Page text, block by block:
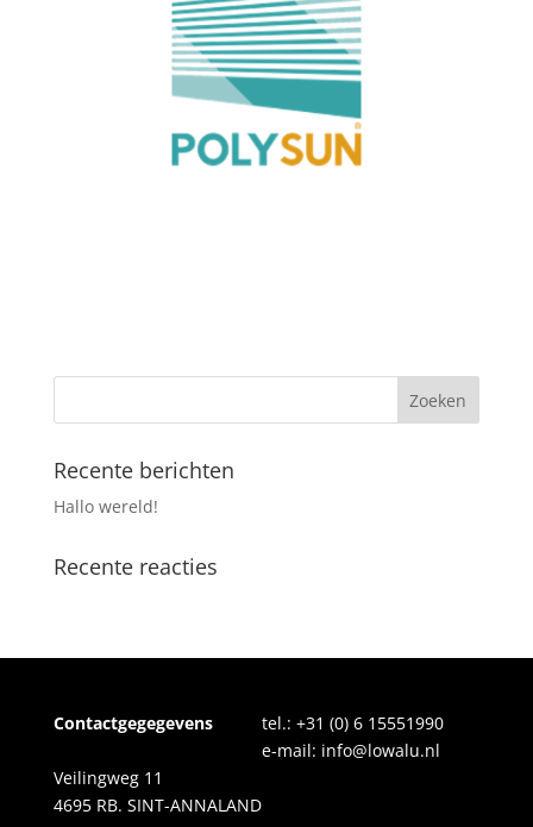
Recente berichten
Hallo wereld!
Recente reacties
Contactgegegevens
Veilingweg 11
4695 RB. SINT-ANNALAND
tel.: +31 (0) 6 15551990
e-mail: info@lowalu.nl